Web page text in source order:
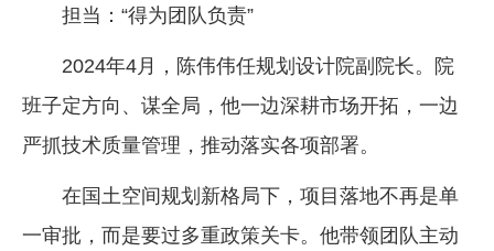
担当：“得为团队负责”
2024年4月，陈伟伟任规划设计院副院长。院
班子定方向、谋全局，他一边深耕市场开拓，一边
严抓技术质量管理，推动落实各项部署。
在国土空间规划新格局下，项目落地不再是单
一审批，而是要过多重政策关卡。他带领团队主动